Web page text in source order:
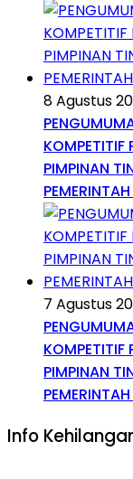
8 Agustus
PIMPINAN
7 Agustus
PIMPINAN
Info